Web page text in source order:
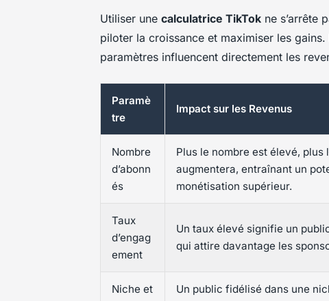
Utiliser une calculatrice TikTok ne s’arrête
piloter la croissance et maximiser les
paramètres influencent directement les
Paramè
tre
Impact sur les Revenus
Nombre
d’abonn
és
Plus le nombre est élevé, plus
augmentera, entraînant un
monétisation supérieur.
Taux
d’engag
ement
Un taux élevé signifie un
qui attire davantage les
Niche et
Un public fidélisé dans une